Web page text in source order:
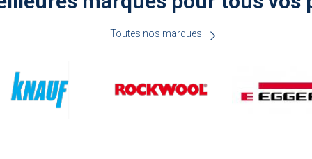
Toutes nos marques